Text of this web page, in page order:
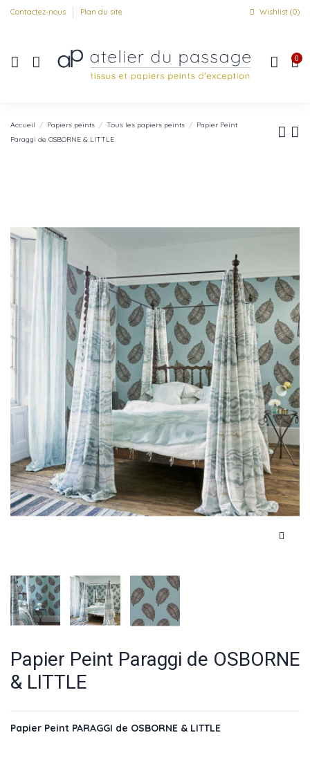
Contactez-nous Plan du site Wishlist (0)
0
Accueil Papiers peints Tous les papiers peints
Papier Peint
Paraggi de OSBORNE & LITTLE
Papier Peint Paraggi de OSBORNE
& LITTLE
Papier Peint PARAGGI de OSBORNE & LITTLE